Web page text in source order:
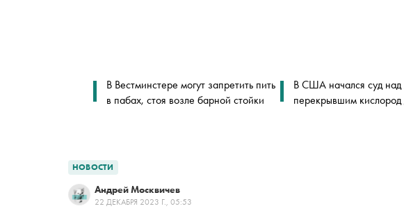
В Вестминстере могут запретить пить
в пабах, стоя возле барной стойки
В США начался суд
перекрывшим кислород
НОВОСТИ
Андрей Москвичев
22 ДЕКАБРЯ 2023 Г., 05:53